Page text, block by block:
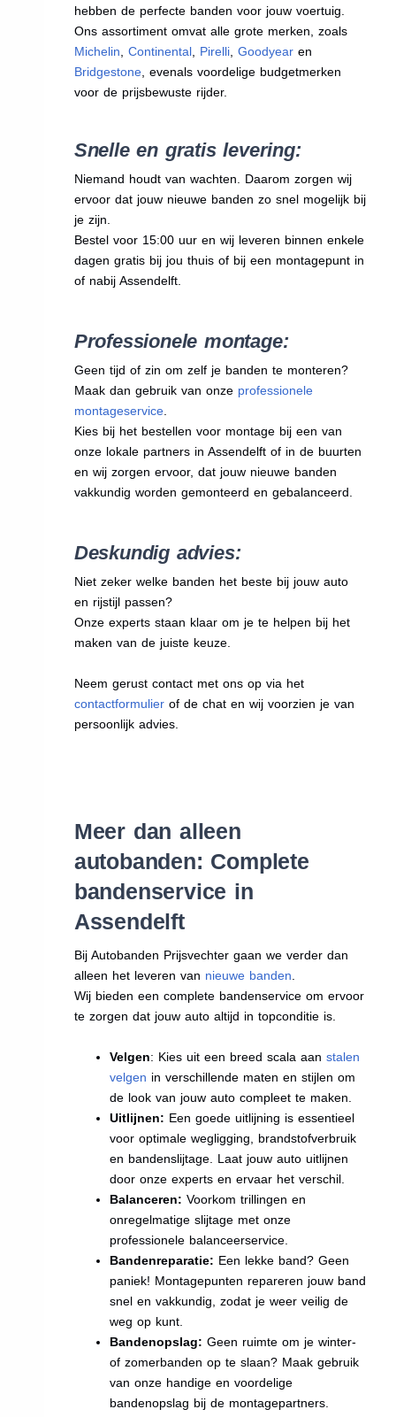
hebben de perfecte banden voor jouw voertuig.
Ons assortiment omvat alle grote merken, zoals
Michelin, Continental, Pirelli, Goodyearen
Bridgestone, evenals voordelige budgetmerken
voor de prijsbewuste rijder.
Snelle en gratis levering:
Niemand houdt van wachten. Daarom zorgen wij
ervoor dat jouw nieuwe banden zo snel mogelijk bij
je zijn.
Bestel voor 15:00 uur en wij leveren binnen enkele
dagen gratis bij jou thuis of bij een montagepunt in
of nabij Assendelft.
Professionele montage:
Geen tijd of zin om zelf je banden te monteren?
Maak dan gebruik van onze professionele
montageservice.
Kies bij het bestellen voor montage bij een van
onze lokale partners in Assendelft of in de buurten
en wij zorgen ervoor, dat jouw nieuwe banden
vakkundig worden gemonteerd en gebalanceerd.
Deskundig advies:
Niet zeker welke banden het beste bij jouw auto
en rijstijl passen?
Onze experts staan klaar om je te helpen bij het
maken van de juiste keuze.
Neem gerust contact met ons op via het
contactformulierof de chat en wij voorzien je van
persoonlijk advies.
Meer dan alleen
autobanden: Complete
bandenservice in
Assendelft
Bij Autobanden Prijsvechter gaan we verder dan
alleen het leveren van nieuwe banden.
Wij bieden een complete bandenservice om ervoor
te zorgen dat jouw auto altijd in topconditie is.
Velgen: Kies uit een breed scala aan stalen
velgen in verschillende maten en stijlen om
de look van jouw auto compleet te maken.
Uitlijnen: Een goede uitlijning is essentieel
voor optimale wegligging, brandstofverbruik
en bandenslijtage. Laat jouw auto uitlijnen
door onze experts en ervaar het verschil.
Balanceren: Voorkom trillingen en
onregelmatige slijtage met onze
professionele balanceerservice.
Bandenreparatie: Een lekke band? Geen
paniek! Montagepunten repareren jouw band
snel en vakkundig, zodat je weer veilig de
weg op kunt.
Bandenopslag: Geen ruimte om je winter-
of zomerbanden op te slaan? Maak gebruik
van onze handige en voordelige
bandenopslag bij de montagepartners.